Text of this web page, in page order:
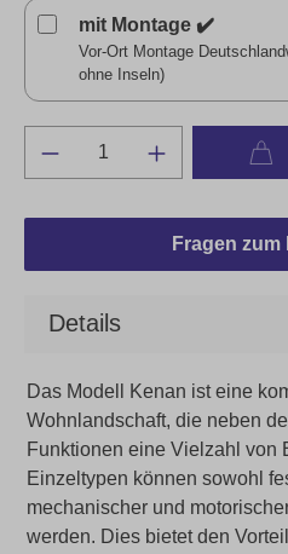
mit Montage ✔️
Vor-Ort Montage
ohne Inseln)
Fragen
Details
Das Modell Kenan ist eine
Wohnlandschaft, die neben
Funktionen eine Vielzahl von
Einzeltypen können sowohl
mechanischer und
werden. Dies bietet den